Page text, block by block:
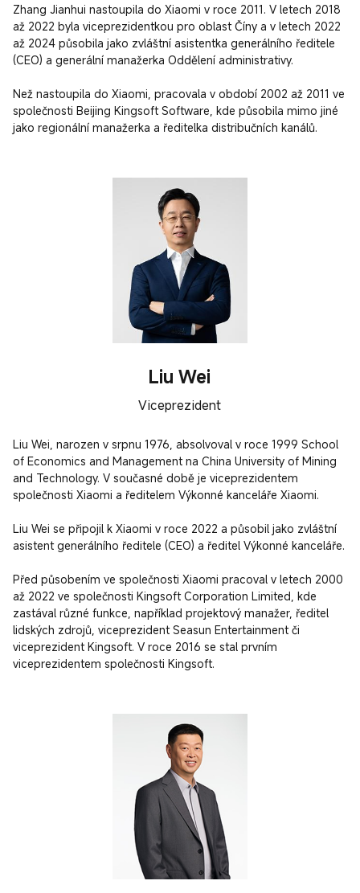
Zhang Jianhui nastoupila do Xiaomi v roce 2011. V letech 2018
až 2022 byla viceprezidentkou pro oblast Číny a v letech 2022
až 2024 působila jako zvláštní asistentka generálního ředitele
(CEO) a generální manažerka Oddělení administrativy.
Než nastoupila do Xiaomi, pracovala v období 2002 až 2011 ve
společnosti Beijing Kingsoft Software, kde působila mimo jiné
jako regionální manažerka a ředitelka distribučních kanálů.
Liu Wei
Viceprezident
Liu Wei, narozen v srpnu 1976, absolvoval v roce 1999 School
of Economics and Management na China University of Mining
and Technology. V současné době je viceprezidentem
společnosti Xiaomi a ředitelem Výkonné kanceláře Xiaomi.
Liu Wei se připojil k Xiaomi v roce 2022 a působil jako zvláštní
asistent generálního ředitele (CEO) a ředitel Výkonné kanceláře.
Před působením ve společnosti Xiaomi pracoval v letech 2000
až 2022 ve společnosti Kingsoft Corporation Limited, kde
zastával různé funkce, například projektový manažer, ředitel
lidských zdrojů, viceprezident Seasun Entertainment či
viceprezident Kingsoft. V roce 2016 se stal prvním
viceprezidentem společnosti Kingsoft.